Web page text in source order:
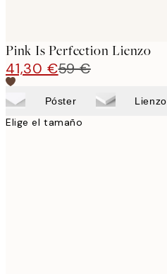
Pink Is Perfection Lienzo
41,30 €59 €
Póster Lienzo
Elige el tamaño